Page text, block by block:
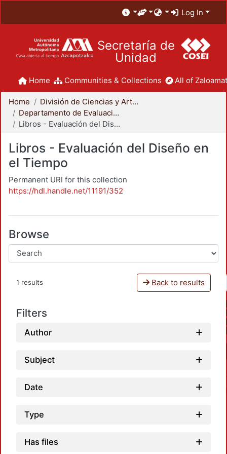
Log In
Secretaría de
Unidad
Home Communities & Collections All of
Home
División de Ciencias y Artes para el Diseño
Departamento de Evaluación del Diseño en el Tiempo
Libros - Evaluación del Diseño en el Tiempo
Libros - Evaluación del Diseño en
el Tiempo
Permanent URI for this collection
https://hdl.handle.net/11191/352
Browse
1 results Back to results
Filters
Author
Subject
Date
Type
Has files